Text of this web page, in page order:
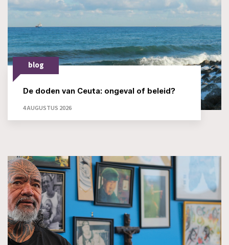
blog
De doden van Ceuta: ongeval of beleid?
4 AUGUSTUS 2026